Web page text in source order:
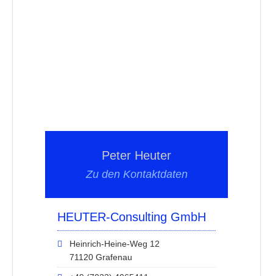
Peter Heuter
Zu den Kontaktdaten
HEUTER-Consulting GmbH
Heinrich-Heine-Weg 12
71120 Grafenau